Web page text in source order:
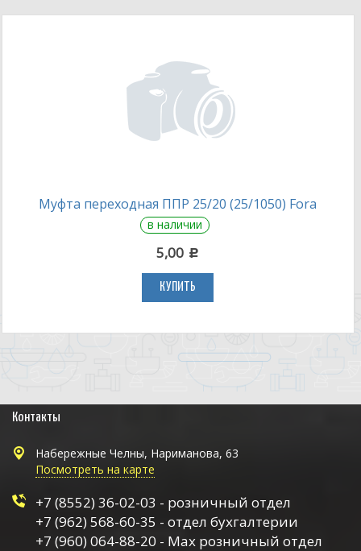
Муфта переходная ППР 25/20 (25/1050) Fora
в наличии
5,00 c
КУПИТЬ
Контакты
Набережные Челны, Нариманова, 63
Посмотреть на карте
+7 (8552) 36-02-03 - розничный отдел
+7 (962) 568-60-35 - отдел бухгалтерии
+7 (960) 064-88-20 - Max розничный отдел